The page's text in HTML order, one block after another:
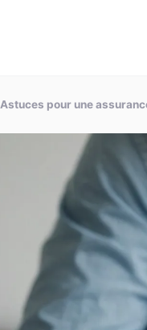
Astuces pour une